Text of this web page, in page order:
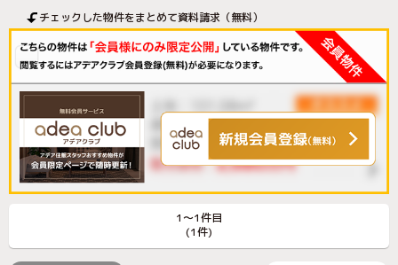
チェックした物件をまとめて資料請求（無料）
1〜1件目
(1件)